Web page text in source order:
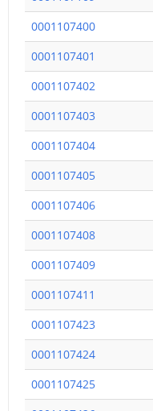
0001107400
0001107401
0001107402
0001107403
0001107404
0001107405
0001107406
0001107408
0001107409
0001107411
0001107423
0001107424
0001107425